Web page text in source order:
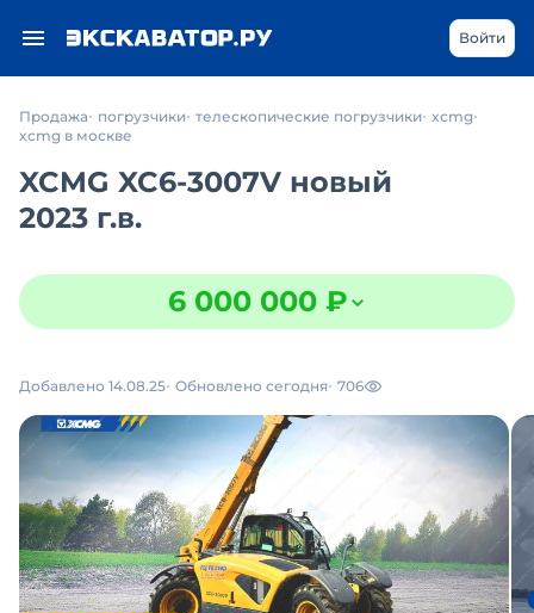
Войти
Продажа погрузчики телескопические погрузчики xcmg
xcmg в москве
XCMG XC6-3007V новый
2023 г.в.
6 000 000 ₽
Добавлено 14.08.25 Обновлено сегодня 706